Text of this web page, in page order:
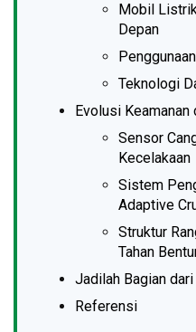
Mobil
Depan
Teknologi
Evolusi
Sensor
Kecelakaan
Sistem
Adaptive
Struktur
Tahan
Jadilah Bagian
Referensi